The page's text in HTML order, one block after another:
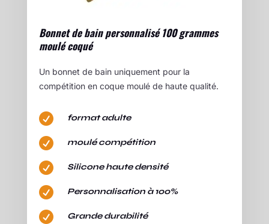
Bonnet de bain personnalisé 100 grammes
moulé coqué
Un bonnet de bain uniquement pour la
compétition en coque moulé de haute qualité.
 format adulte
 moulé compétition
 Silicone haute densité
 Personnalisation à 100%
 Grande durabilité